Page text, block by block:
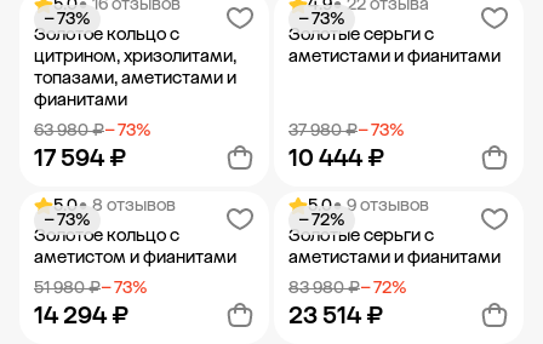
Добавить в корзину Добавить в корзину
5.0• 16 отзывов
Золотое кольцо с
цитрином, хризолитами,
топазами, аметистами и
фианитами
63 980 ₽− 73%
17 594 ₽
− 73%
Добавить в корзину
4.9• 22 отзыва
Золотые серьги с
аметистами и фианитами
37 980 ₽− 73%
10 444 ₽
− 73%
Добавить в корзину
5.0• 8 отзывов
Золотое кольцо с
аметистом и фианитами
51 980 ₽− 73%
14 294 ₽
− 73%
5.0• 9 отзывов
Золотые серьги с
аметистами и фианитами
83 980 ₽− 72%
23 514 ₽
− 72%